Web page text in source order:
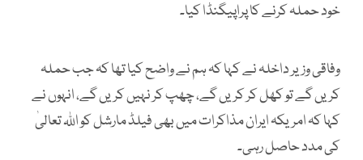
خود حملہ کرنے کا پراپیگنڈا کیا۔
وفاقی وزیر داخلہ نے کہا کہ ہم نے واضح کیا تھا کہ جب حملہ
کریں گے تو کھل کر کریں گے، چھپ کر نہیں کریں گے، انہوں نے
کہا کہ امریکہ ایران مذاکرات میں بھی فیلڈ مارشل کو اللہ تعالیٰ
کی مدد حاصل رہی۔